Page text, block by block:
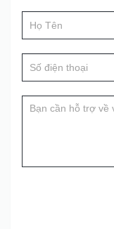
tư
are
human,
leave
this
blank.